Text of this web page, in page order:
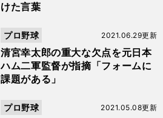
けた言葉
清宮幸太郎の重大な欠点を元日本
ハム二軍監督が指摘「フォームに
課題がある」
2021.06.29更新
プロ野球
2021.05.08更新
プロ野球